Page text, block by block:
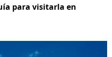
para visitarla en